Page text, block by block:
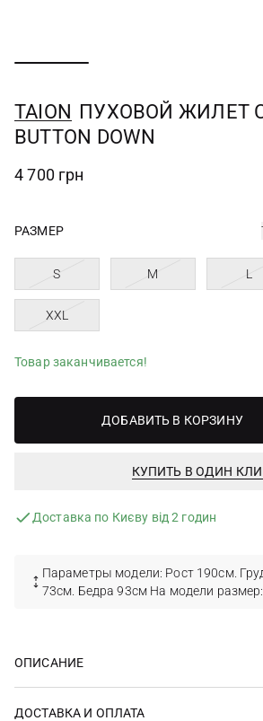
TAION ПУХОВОЙ ЖИЛЕТ
BUTTON DOWN
4 700 грн
РАЗМЕР
S M L
XXL
Товар заканчивается!
ДОБАВИТЬ В КОРЗИНУ
КУПИТЬ В ОДИН
Доставка по Києву від 2 годин
Параметры модели: Рост 190см.
73см. Бедра 93см На модели размер:
ОПИСАНИЕ
ДОСТАВКА И ОПЛАТА